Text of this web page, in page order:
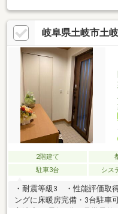
さい≪ 直接お電話で！ ≫【
青の「電話マーク」をタッ
タップ！担当：岡田～～～
29年！買いたい家がある住
ルイ不動産～～～～～～～
岐阜県土岐市土
2階建て
駐車3台
シス
・耐震等級3 ・性能評価取
ングに床暖房完備・3台駐車
方法◇≪ 最短1分！見学予約